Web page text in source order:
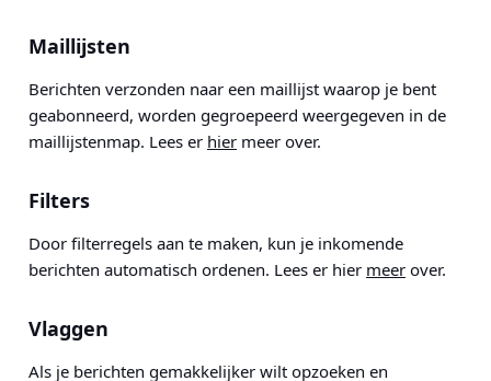
Maillijsten
Berichten verzonden naar een maillijst waarop je bent
geabonneerd, worden gegroepeerd weergegeven in de
maillijstenmap. Lees er hier meer over.
Filters
Door filterregels aan te maken, kun je inkomende
berichten automatisch ordenen. Lees er hier meer over.
Vlaggen
Als je berichten gemakkelijker wilt opzoeken en